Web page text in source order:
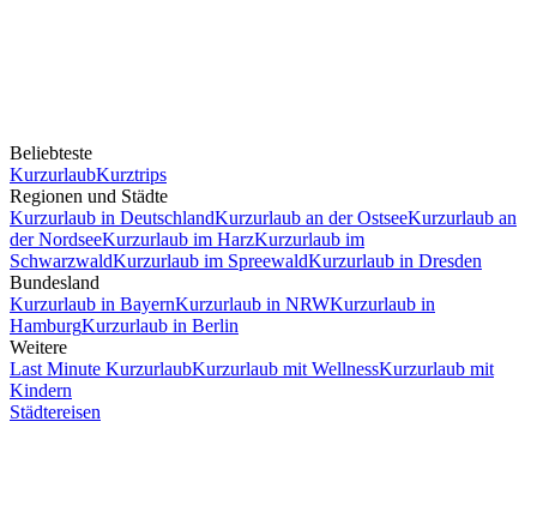
Beliebteste
KurzurlaubKurztrips
Regionen und Städte
Kurzurlaub in DeutschlandKurzurlaub an der OstseeKurzurlaub an
der NordseeKurzurlaub im HarzKurzurlaub im
SchwarzwaldKurzurlaub im SpreewaldKurzurlaub in Dresden
Bundesland
Kurzurlaub in BayernKurzurlaub in NRWKurzurlaub in
HamburgKurzurlaub in Berlin
Weitere
Last Minute KurzurlaubKurzurlaub mit WellnessKurzurlaub mit
Kindern
Städtereisen